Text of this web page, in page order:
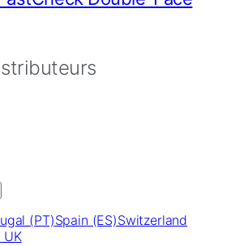
(PT)Spain (ES)Switzerland
UK